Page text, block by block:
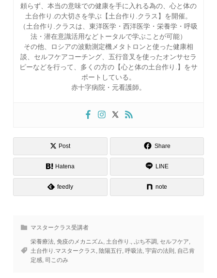
頼らず、本当の意味での健康を手に入れる為の、心と体の
土台作り.の大切さを学ぶ【土台作り.クラス】を開催。
（土台作り.クラスは、東洋医学・西洋医学・栄養学・呼吸
法・潜在意識活用などトータルで学ぶことが可能）
その他、ロシアの波動測定機メタトロンと使った健康相
談、セルフケアコーチング、五行音叉を使ったオンサセラ
ピーなどを行って、多くの方の【心と体の土台作り.】をサ
ポートしている。
赤十字病院・元看護師。
Post Share
Hatena LINE
feedly note
マスタークラス受講者
栄養療法 ,免疫のメカニズム 土台作り. ,ぷち不調 セルフケア
土台作り.マスタークラス ,陰陽五行 ,呼吸法 ,宇宙の法則 自己肯
定感 ,司このみ